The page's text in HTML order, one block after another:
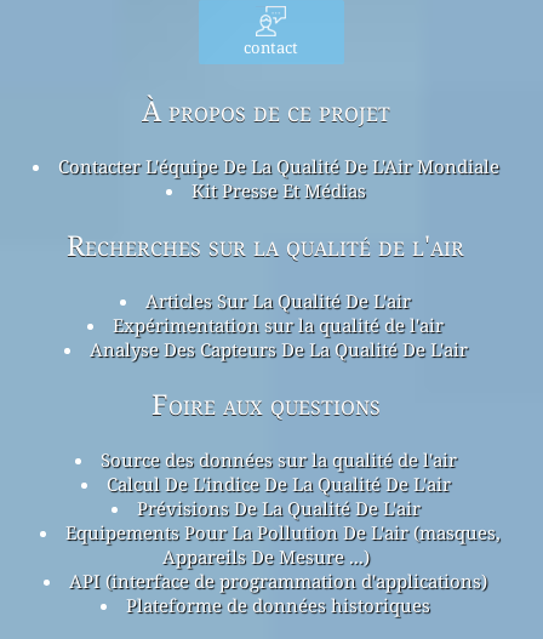
contact
À propos de ce projet
Contacter L'équipe De La Qualité De L'Air Mondiale
Kit Presse Et Médias
Recherches sur la qualité de l'air
Articles Sur La Qualité De L'air
Expérimentation sur la qualité de l'air
Analyse Des Capteurs De La Qualité De L'air
Foire aux questions
Source des données sur la qualité de l'air
Calcul De L'indice De La Qualité De L'air
Prévisions De La Qualité De L'air
Equipements Pour La Pollution De L'air (masques,
Appareils De Mesure ...)
API (interface de programmation d'applications)
Plateforme de données historiques